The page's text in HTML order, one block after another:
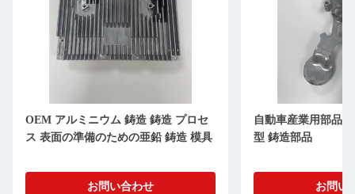
OEM アルミニウム 鋳造 鋳造 プロセ
ス 表面の準備のための亜鉛 鋳造 模具
お問い合わせ
自動車産業用部品
型 鋳造部品
お問い